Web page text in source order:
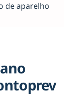
de aparelho